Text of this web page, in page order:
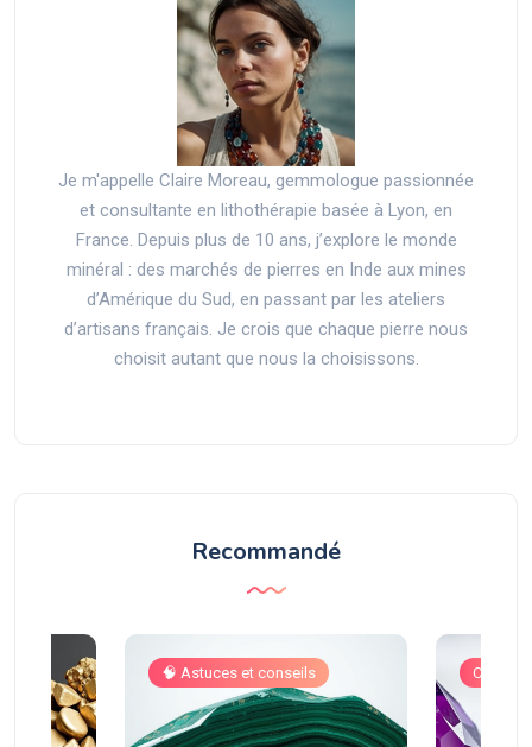
Je m'appelle Claire Moreau, gemmologue passionnée
et consultante en lithothérapie basée à Lyon, en
France. Depuis plus de 10 ans, j’explore le monde
minéral : des marchés de pierres en Inde aux mines
d’Amérique du Sud, en passant par les ateliers
d’artisans français. Je crois que chaque pierre nous
choisit autant que nous la choisissons.
Recommandé
🧠 Astuces et conseils Cristal